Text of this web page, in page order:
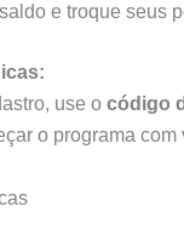
e troque seus
use o código
o programa com